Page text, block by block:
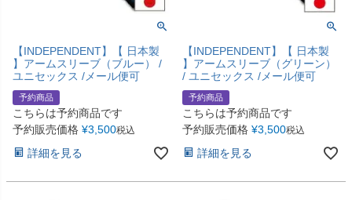
【INDEPENDENT】【 日本製
】アームスリーブ（ブルー） /
ユニセックス /メール便可
予約商品
こちらは予約商品です
予約販売価格 ¥3,500税込
詳細を見る
【INDEPENDENT】【 日本製
】アームスリーブ（グリーン）
/ ユニセックス /メール便可
予約商品
こちらは予約商品です
予約販売価格 ¥3,500税込
詳細を見る